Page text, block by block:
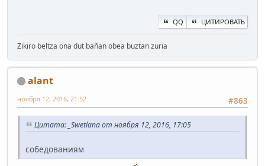
QQ ЦИТИРОВАТЬ
Zikiro beltza ona dut bañan obea buztan zuria
alant
#863
ноября 12, 2016, 21:52
Цитата: _Swetlana от ноября 12, 2016, 17:05
собедованиям